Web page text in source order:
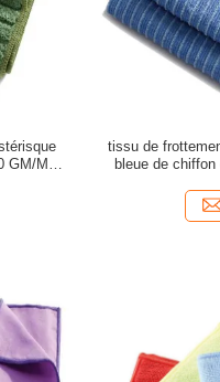
GM/M
tissu de
bleue de